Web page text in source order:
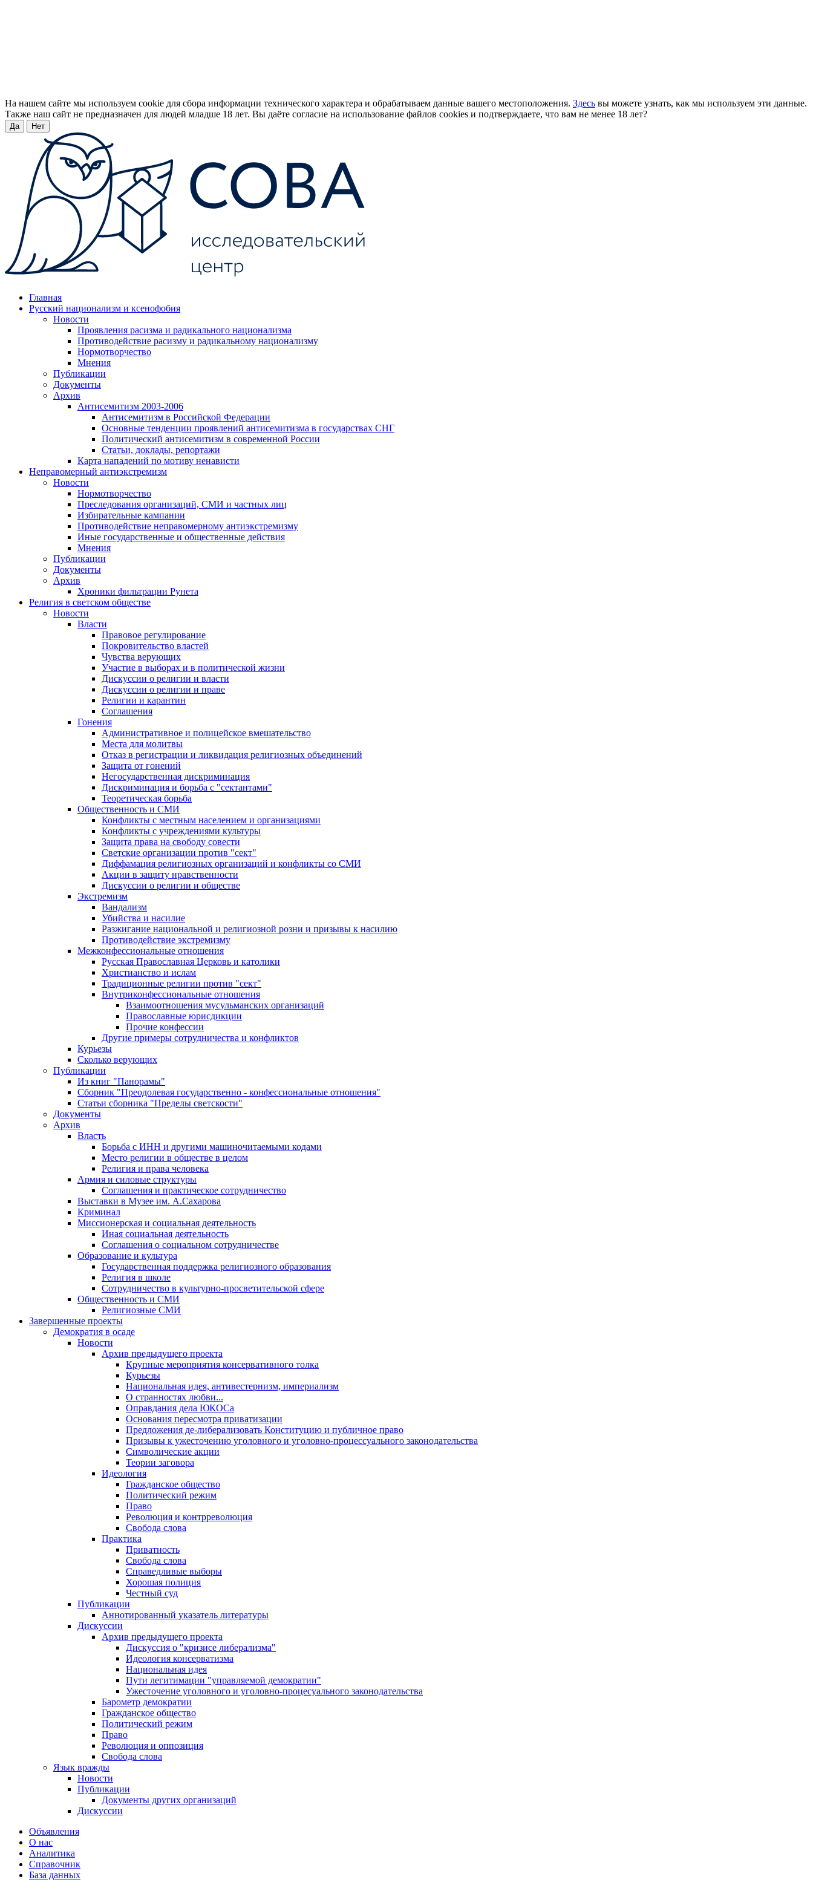
На нашем сайте мы используем cookie для сбора информации технического характера и обрабатываем данные вашего местоположения. Здесь вы можете узнать, как мы используем эти данные.
Также наш сайт не предназначен для людей младше 18 лет. Вы даёте согласие на использование файлов cookies и подтверждаете, что вам не менее 18 лет?
Да Нет
Главная
Русский национализм и ксенофобия
Новости
Проявления расизма и радикального национализма
Противодействие расизму и радикальному национализму
Нормотворчество
Мнения
Публикации
Документы
Архив
Антисемитизм 2003-2006
Антисемитизм в Российской Федерации
Основные тенденции проявлений антисемитизма в государствах СНГ
Политический антисемитизм в современной России
Статьи, доклады, репортажи
Карта нападений по мотиву ненависти
Неправомерный антиэкстремизм
Новости
Нормотворчество
Преследования организаций, СМИ и частных лиц
Избирательные кампании
Противодействие неправомерному антиэкстремизму
Иные государственные и общественные действия
Мнения
Публикации
Документы
Архив
Хроники фильтрации Рунета
Религия в светском обществе
Новости
Власти
Правовое регулирование
Покровительство властей
Чувства верующих
Участие в выборах и в политической жизни
Дискуссии о религии и власти
Дискуссии о религии и праве
Религии и карантин
Соглашения
Гонения
Административное и полицейское вмешательство
Места для молитвы
Отказ в регистрации и ликвидация религиозных объединений
Защита от гонений
Негосударственная дискриминация
Дискриминация и борьба с "сектантами"
Теоретическая борьба
Общественность и СМИ
Конфликты с местным населением и организациями
Конфликты с учреждениями культуры
Защита права на свободу совести
Светские организации против "сект"
Диффамация религиозных организаций и конфликты со СМИ
Акции в защиту нравственности
Дискуссии о религии и обществе
Экстремизм
Вандализм
Убийства и насилие
Разжигание национальной и религиозной розни и призывы к насилию
Противодействие экстремизму
Межконфессиональные отношения
Русская Православная Церковь и католики
Христианство и ислам
Традиционные религии против "сект"
Внутриконфессиональные отношения
Взаимоотношения мусульманских организаций
Православные юрисдикции
Прочие конфессии
Другие примеры сотрудничества и конфликтов
Курьезы
Сколько верующих
Публикации
Из книг "Панорамы"
Сборник "Преодолевая государственно - конфессиональные отношения"
Статьи сборника "Пределы светскости"
Документы
Архив
Власть
Борьба с ИНН и другими машиночитаемыми кодами
Место религии в обществе в целом
Религия и права человека
Армия и силовые структуры
Соглашения и практическое сотрудничество
Выставки в Музее им. А.Сахарова
Криминал
Миссионерская и социальная деятельность
Иная социальная деятельность
Соглашения о социальном сотрудничестве
Образование и культура
Государственная поддержка религиозного образования
Религия в школе
Сотрудничество в культурно-просветительской сфере
Общественность и СМИ
Религиозные СМИ
Завершенные проекты
Демократия в осаде
Новости
Архив предыдущего проекта
Крупные мероприятия консервативного толка
Курьезы
Национальная идея, антивестернизм, империализм
О странностях любви...
Оправдания дела ЮКОСа
Основания пересмотра приватизации
Предложения де-либерализовать Конституцию и публичное право
Призывы к ужесточению уголовного и уголовно-процессуального законодательства
Символические акции
Теории заговора
Идеология
Гражданское общество
Политический режим
Право
Революция и контрреволюция
Свобода слова
Практика
Приватность
Свобода слова
Справедливые выборы
Хорошая полиция
Честный суд
Публикации
Аннотированный указатель литературы
Дискуссии
Архив предыдущего проекта
Дискуссия о "кризисе либерализма"
Идеология консерватизма
Национальная идея
Пути легитимации "управляемой демократии"
Ужесточение уголовного и уголовно-процесуального законодательства
Барометр демократии
Гражданское общество
Политический режим
Право
Революция и оппозиция
Свобода слова
Язык вражды
Новости
Публикации
Документы других организаций
Дискуссии
Объявления
О нас
Аналитика
Справочник
База данных